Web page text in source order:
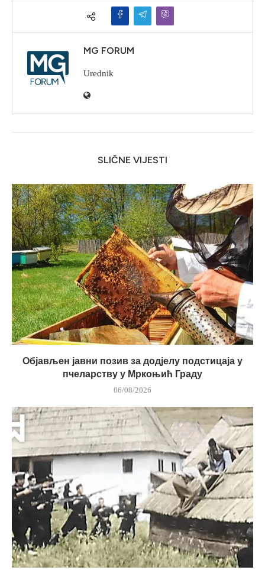
MG FORUM
Urednik
SLIČNE VIJESTI
Објављен јавни позив за додјелу подстицаја у
пчеларству у Мркоњић Граду
06/08/2026